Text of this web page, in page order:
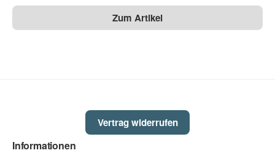
Zum Artikel
Vertrag widerrufen
Informationen